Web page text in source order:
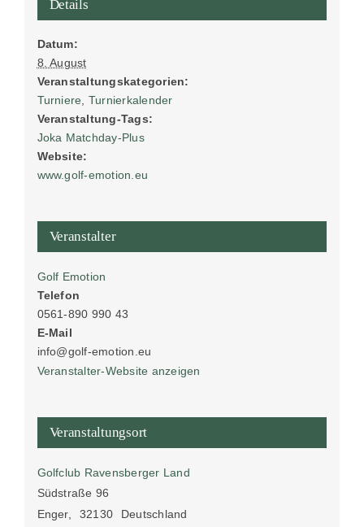
Details
Datum:
8. August
Veranstaltungskategorien:
Turniere
Turnierkalender
Veranstaltung-Tags:
Joka Matchday-Plus
Website:
www.golf-emotion.eu
Veranstalter
Golf Emotion
Telefon
0561-890 990 43
E-Mail
info@golf-emotion.eu
Veranstalter-Website anzeigen
Veranstaltungsort
Golfclub Ravensberger Land
Südstraße 96
Enger, 32130
Deutschland